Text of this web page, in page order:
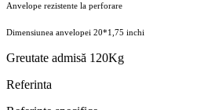
Anvelope rezistente la perforare
Dimensiunea anvelopei 20*1,75 inchi
Greutate admisă 120Kg
Referinta